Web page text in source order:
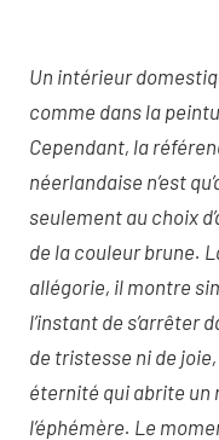
Un intérieur
comme dans la
Cependant, la
néerlandaise n’est
seulement au choix
de la couleur brune.
allégorie, il montre
l’instant de s’arrêter
de tristesse ni de
éternité qui abrite un
l’éphémère. Le